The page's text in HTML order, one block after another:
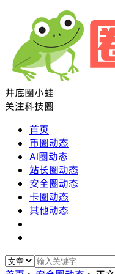
井底圈小蛙
关注科技圈
首页
币圈动态
AI圈动态
站长圈动态
安全圈动态
卡圈动态
其他动态